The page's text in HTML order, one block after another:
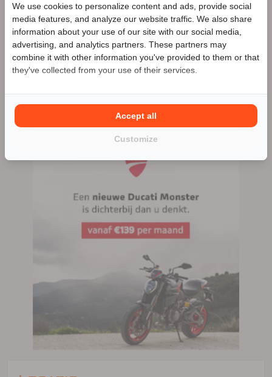
aanbieder
Meer advertenties
Hoevelaken
033-2534425
406 advertenties (294 actief)
Speciale Motor2go prijs
Benieuwd naar de speciale Motor2go prijs? Bel
2534425
We use cookies to personalize content and ads, provide social
media features, and analyze our website traffic. We also share
information about your use of our site with our social media,
advertising, and analytics partners. These partners may
combine it with other information you've provided to them or that
they've collected from your use of their services.
Customize
Accept all